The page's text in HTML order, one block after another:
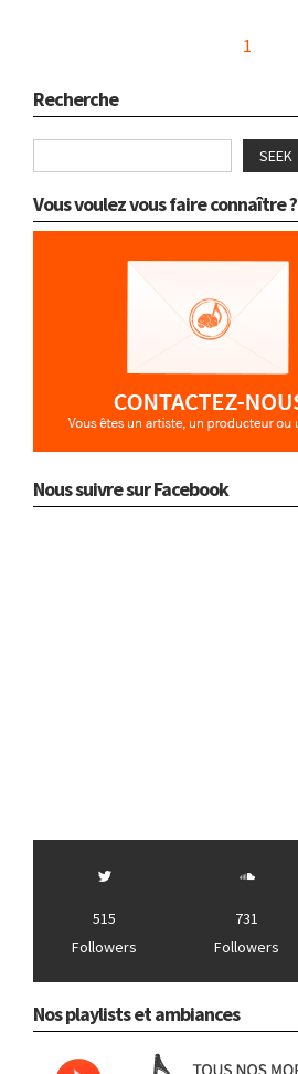
1
Recherche
SEEK
Vous voulez vous faire connaître ?
Nous suivre sur Facebook
515
Followers
731
Followers
Nos playlists et ambiances